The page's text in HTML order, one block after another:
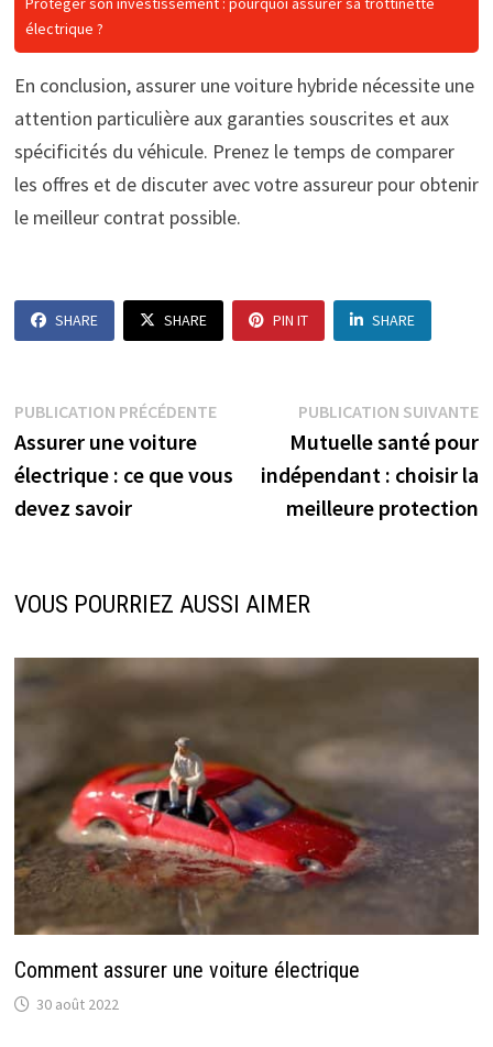
électrique ?
En conclusion, assurer une voiture hybride nécessite une
attention particulière aux garanties souscrites et aux
spécificités du véhicule. Prenez le temps de comparer
les offres et de discuter avec votre assureur pour obtenir
le meilleur contrat possible.
SHARE SHARE PIN IT SHARE
Navigation
de
l’article
PUBLICATION PRÉCÉDENTEPublication
précédente :
Assurer une voiture
électrique : ce que vous
devez savoir
PUBLICATION SUIVANTE
Mutuelle santé pour
indépendant : choisir la
meilleure protection
VOUS POURRIEZ AUSSI AIMER
Comment assurer une voiture électrique
30 août 2022